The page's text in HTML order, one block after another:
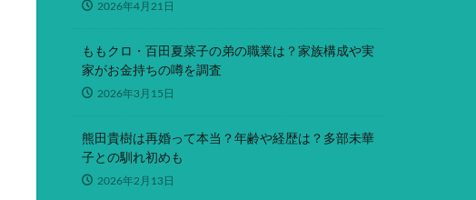
2026年4月21日
ももクロ・百田夏菜子の弟の職業は？家族構成や実
家がお金持ちの噂を調査
2026年3月15日
熊田貴樹は再婚って本当？年齢や経歴は？多部未華
子との馴れ初めも
2026年2月13日